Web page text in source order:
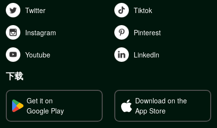
Twitter Tiktok
Instagram Pinterest
Youtube Linkedln
下载
Get it on
Google Play
Download on the
App Store